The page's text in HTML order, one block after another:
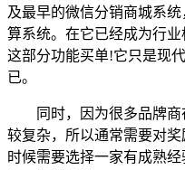
及最早的微信分销商城系
算系统。在它已经成为行
这部分功能买单!它只是现
已。
同时，因为很多品牌商
较复杂，所以通常需要对
时候需要选择一家有成熟